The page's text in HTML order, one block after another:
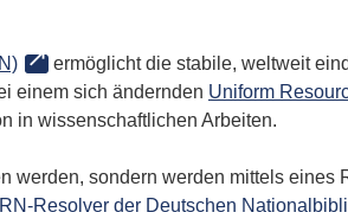
ermöglicht die stabile, weltweit
einem sich ändernden Uniform
in wissenschaftlichen Arbeiten.
werden, sondern werden mittels
Resolver der Deutschen